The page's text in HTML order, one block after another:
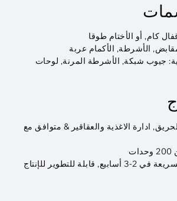
كام, أو الأختام طوقا
الأشرطة, الأكمام عربة
جيوب شبكة, الأشرطة المرنة, لوحات
ادارة الاغذية والعقاقير & متوافق مع
النماذج الأولية السريعة في 2-3 أسابيع, قابلة للتطوير للإنتاج